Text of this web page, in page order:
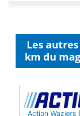
Les
km du
Action Waziers